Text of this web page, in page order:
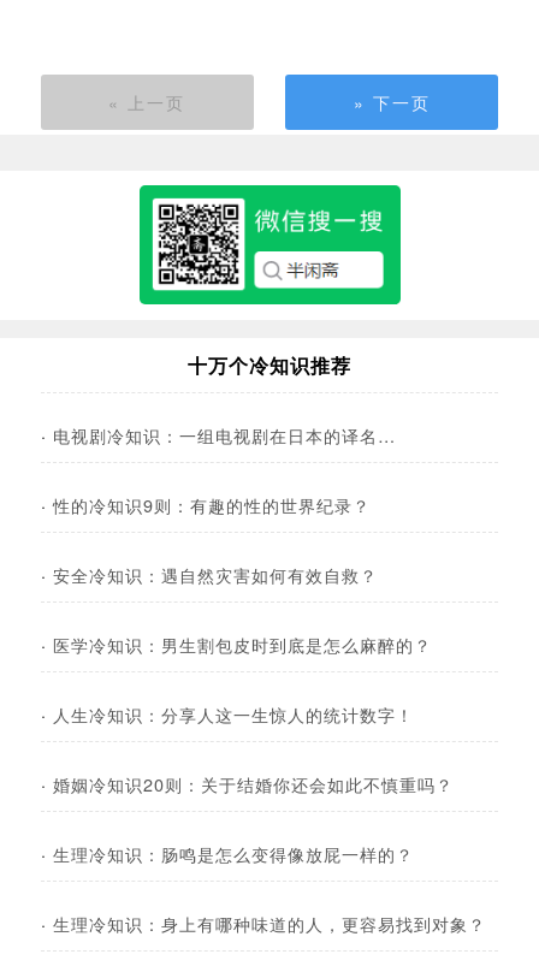
« 上一页 » 下一页
十万个冷知识推荐
· 电视剧冷知识：一组电视剧在日本的译名…
·性的冷知识9则：有趣的性的世界纪录？
· 安全冷知识：遇自然灾害如何有效自救？
· 医学冷知识：男生割包皮时到底是怎么麻醉的？
· 人生冷知识：分享人这一生惊人的统计数字！
· 婚姻冷知识20则：关于结婚你还会如此不慎重吗？
· 生理冷知识：肠鸣是怎么变得像放屁一样的？
· 生理冷知识：身上有哪种味道的人，更容易找到对象？